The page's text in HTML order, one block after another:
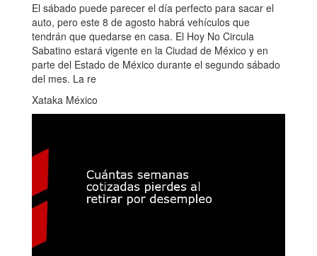
El sábado puede parecer el día perfecto para sacar el
auto, pero este 8 de agosto habrá vehículos que
tendrán que quedarse en casa. El Hoy No Circula
Sabatino estará vigente en la Ciudad de México y en
parte del Estado de México durante el segundo sábado
del mes. La re
Xataka México